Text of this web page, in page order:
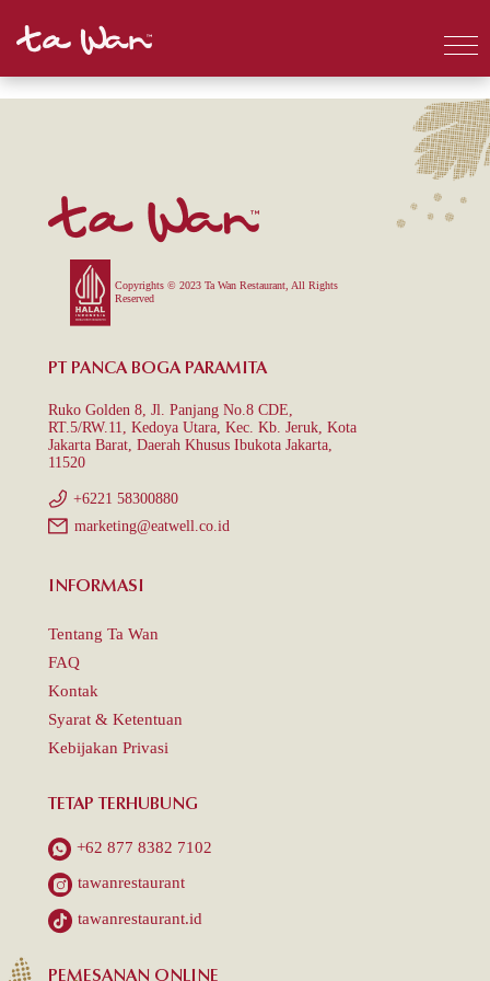
Copyrights © 2023 Ta Wan Restaurant, All Rights
Reserved
PT PANCA BOGA PARAMITA
Ruko Golden 8, Jl. Panjang No.8 CDE,
RT.5/RW.11, Kedoya Utara, Kec. Kb. Jeruk, Kota
Jakarta Barat, Daerah Khusus Ibukota Jakarta,
11520
+6221 58300880
marketing@eatwell.co.id
INFORMASI
Tentang Ta Wan
FAQ
Kontak
Syarat & Ketentuan
Kebijakan Privasi
TETAP TERHUBUNG
+62 877 8382 7102
tawanrestaurant
tawanrestaurant.id
PEMESANAN ONLINE